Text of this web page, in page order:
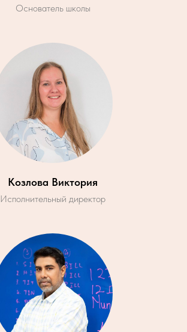
Основатель школы
Козлова Виктория
Исполнительный директор